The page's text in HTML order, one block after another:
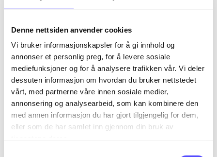
Denne nettsiden anvender cookies
Vi bruker informasjonskapsler for å gi innhold og
annonser et personlig preg, for å levere sosiale
mediefunksjoner og for å analysere trafikken vår. Vi deler
dessuten informasjon om hvordan du bruker nettstedet
vårt, med partnerne våre innen sosiale medier,
annonsering og analysearbeid, som kan kombinere den
med annen informasjon du har gjort tilgjengelig for dem,
eller som de har samlet inn gjennom din bruk av
Eksempel på varetekst:
Kreditering: Produkt X – ref. faktura 12345
Dette sikrer sporbarhet og etterprøvbarhet.
2. Spesifisert varelinje
Det erikke tillattå kreditere med et generelt
minusbeløp.Den krediterte linjen må vise:
hvilket produkt/tjeneste som krediteres